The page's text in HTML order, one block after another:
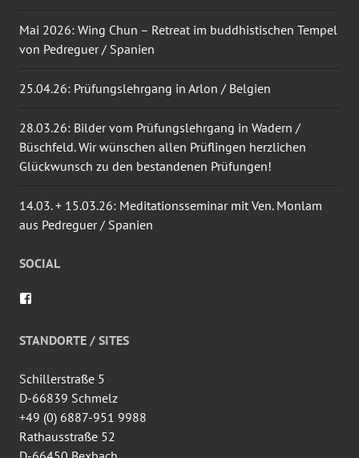
Mai 2026: Wing Chun – Retreat im buddhistischen Tempel
von Pedreguer / Spanien
25.04.26: Prüfungslehrgang in Arlon / Belgien
28.03.26: Bilder vom Prüfungslehrgang in Wadern /
Büschfeld. Wir wünschen allen Prüflingen herzlichen
Glückwunsch zu den bestandenen Prüfungen!
14.03. + 15.03.26: Meditationsseminar mit Ven. Monlam
aus Pedreguer / Spanien
SOCIAL
auf
Facebook
STANDORTE / SITES
Schillerstraße 5
D-66839 Schmelz
+49 (0) 6887-951 9988
Rathausstraße 52